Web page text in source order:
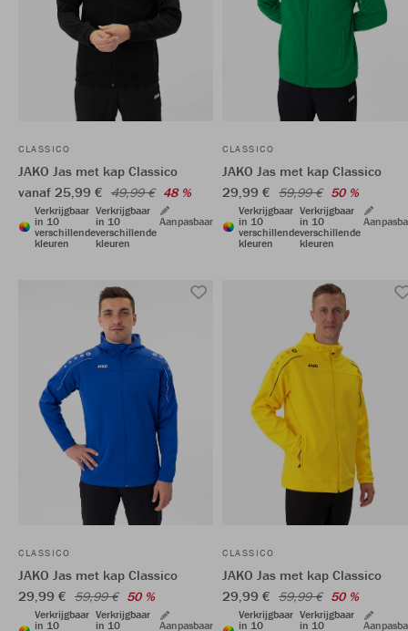
CLASSICO
JAKO Jas met kap Classico
vanaf 25,99 € 49,99 € 48 %
Verkrijgbaar
in 10
verschillende
kleuren
Verkrijgbaar
in 10
verschillende
kleuren
Aanpasbaar
CLASSICO
JAKO Jas met kap Classico
29,99 € 59,99 € 50 %
Verkrijgbaar
in 10
verschillende
kleuren
Verkrijgbaar
in 10
verschillende
kleuren
CLASSICO
JAKO Jas met kap Classico
29,99 € 59,99 € 50 %
Verkrijgbaar
in 10
Verkrijgbaar
in 10
Aanpasbaar
CLASSICO
JAKO Jas met kap Classico
29,99 € 59,99 € 50 %
Verkrijgbaar
in 10
Verkrijgbaar
in 10